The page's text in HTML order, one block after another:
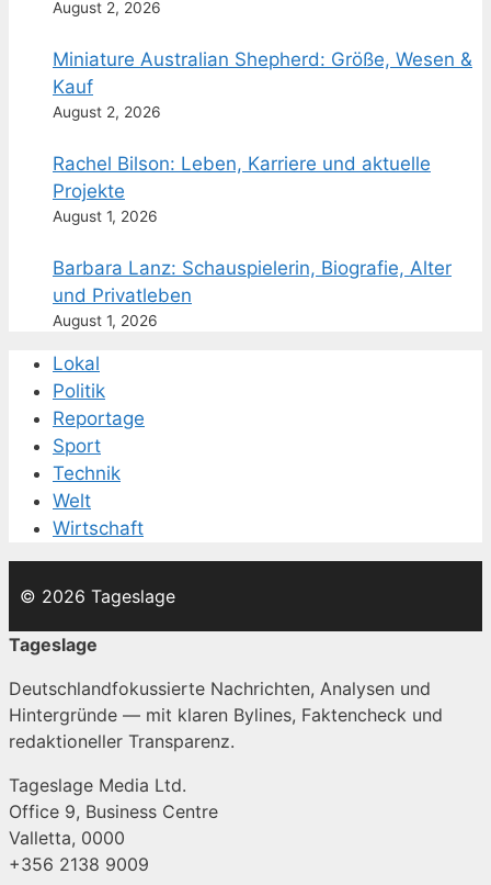
August 2, 2026
Miniature Australian Shepherd: Größe, Wesen &
Kauf
August 2, 2026
Rachel Bilson: Leben, Karriere und aktuelle
Projekte
August 1, 2026
Barbara Lanz: Schauspielerin, Biografie, Alter
und Privatleben
August 1, 2026
Lokal
Politik
Reportage
Sport
Technik
Welt
Wirtschaft
© 2026 Tageslage
Tageslage
Deutschlandfokussierte Nachrichten, Analysen und
Hintergründe — mit klaren Bylines, Faktencheck und
redaktioneller Transparenz.
Tageslage Media Ltd.
Office 9, Business Centre
Valletta, 0000
+356 2138 9009